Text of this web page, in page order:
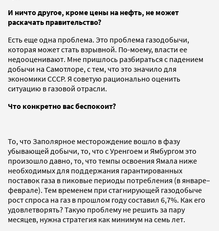
И ничто другое, кроме цены на нефть, не может
раскачать правительство?
Есть еще одна проблема. Это проблема газодобычи,
которая может стать взрывной. По-моему, власти ее
недооценивают. Мне пришлось разбираться с падением
добычи на Самотлоре, с тем, что это значило для
экономики СССР. Я советую рационально оценить
ситуацию в газовой отрасли.
Что конкретно вас беспокоит?
То, что Заполярное месторождение вошло в фазу
убывающей добычи, то, что с Уренгоем и Ямбургом это
произошло давно, то, что темпы освоения Ямала ниже
необходимых для поддержания гарантированных
поставок газа в пиковые периоды потребления (в январе–
феврале). Тем временем при стагнирующей газодобыче
рост спроса на газ в прошлом году составил 6,7%. Как его
удовлетворять? Такую проблему не решить за пару
месяцев, нужна стратегия как минимум на семь лет.